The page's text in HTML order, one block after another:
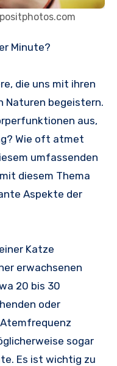
Minute?
die uns mit ihren
Naturen begeistern.
aus,
Wie oft atmet
umfassenden
diesem Thema
Aspekte der
Katze
erwachsenen
20 bis 30
oder
sogar
Es ist wichtig zu